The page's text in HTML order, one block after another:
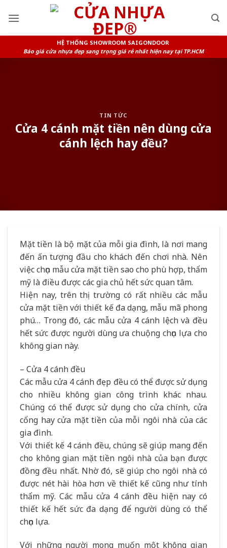
HỆ THỐNG SHOWROOM SAIGONDOOR
Báo giá cửa nhựa đẹp sang trọng giá rẻ nhất hiện nay tại TP.HCM
TIN TỨC
Cửa 4 cánh mặt tiền nên dùng cửa
cánh lệch hay đều?
Mặt tiền là bộ mặt của mỗi gia đình, là nơi mang
đến ấn tượng đầu cho khách đến chơi nhà. Nên
việc chọn mẫu cửa mặt tiền sao cho phù hợp, thẩm
mỹ là điều được các gia chủ hết sức quan tâm.
Hiện nay, trên thị trường có rất nhiều các mẫu
cửa mặt tiền với thiết kế đa dạng, mẫu mã phong
phú… Trong đó, các mẫu cửa 4 cánh lệch và đều
hết sức được người dùng ưa chuộng chọn lựa cho
không gian này.
– Cửa 4 cánh đều
Các mẫu cửa 4 cánh đẹp đều có thể được sử dụng
cho nhiều không gian công trình khác nhau.
Chúng có thể được sử dụng cho cửa chính, cửa
cổng hay cửa mặt tiền của mỗi ngôi nhà của các
gia đình.
Với thiết kế 4 cánh đều, chúng sẽ giúp mang đến
cho không gian mặt tiền ngôi nhà của bạn được
đồng đều nhất. Nhờ đó, sẽ giúp cho ngôi nhà có
được nét hài hòa hơn về thiết kế cũng như tính
thẩm mỹ. Các mẫu cửa 4 cánh đều hiện nay có
thiết kế hết sức đa dạng để người dùng có thể
chọn lựa.
Với những người mong muốn một không gian